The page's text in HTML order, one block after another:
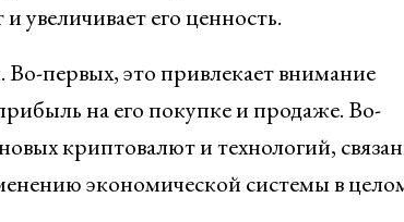
увеличивает его ценность.
Во-первых, это привлекает внимание
на его покупке и продаже. Во-
криптовалют и технологий,
экономической системы в